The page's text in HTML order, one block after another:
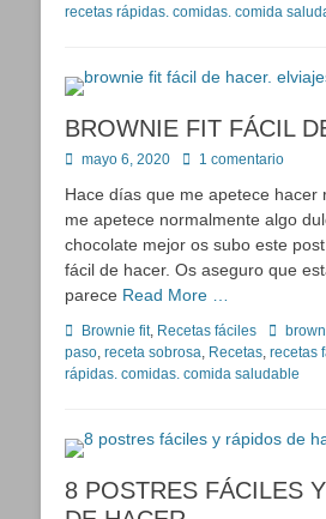
recetas rápidas. comidas. comida
BROWNIE FIT FÁCIL
Publicado
mayo 6, 2020 1 comentario
Hace días que me apetece hacer
me apetece normalmente algo
chocolate mejor os subo este
fácil de hacer. Os aseguro que
parece Read More …
Categorías
Brownie fit, Recetas fáciles
paso, receta sobrosa, Recetas, recetas
rápidas. comidas. comida saludable
8 POSTRES FÁCILES